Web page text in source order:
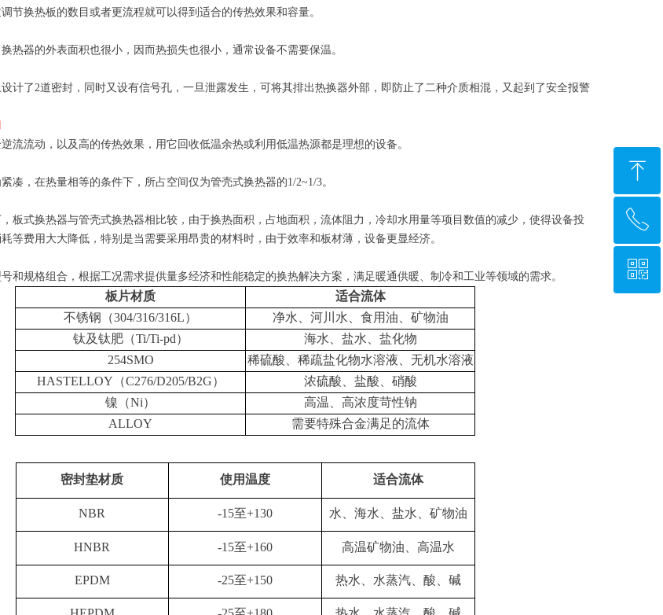
节换热板的数目或者更流程就可以得到适合的传热效果和容量。
热器的外表面积也很小，因而热损失也很小，通常设备不需要保温。
计了2道密封，同时又设有信号孔，一旦泄露发生，可将其排出热换器外部，即防止了二种介质相混，又起到了安全报警
流流动，以及高的传热效果，用它回收低温余热或利用低温热源都是理想的设备。
凑，在热量相等的条件下，所占空间仅为管壳式换热器的1/2~1/3。
板式换热器与管壳式换热器相比较，由于换热面积，占地面积，流体阻力，冷却水用量等项目数值的减少，使得设备投
等费用大大降低，特别是当需要采用昂贵的材料时，由于效率和板材薄，设备更显经济。
和规格组合，根据工况需求提供量多经济和性能稳定的换热解决方案，满足暖通供暖、制冷和工业等领域的需求。
板片材质
适合流体
不锈钢（304/316/316L）
净水、河川水、食用油、矿物油
钛及钛肥（Ti/Ti-pd）
海水、盐水、盐化物
254SMO
稀硫酸、稀疏盐化物水溶液、无机水溶液
HASTELLOY（C276/D205/B2G）
浓硫酸、盐酸、硝酸
镍（Ni）
高温、高浓度苛性钠
ALLOY
需要特殊合金满足的流体
密封垫材质 使用温度 适合流体
NBR -15至+130 水、海水、盐水、矿物油
HNBR -15至+160 高温矿物油、高温水
EPDM -25至+150 热水、水蒸汽、酸、碱
ꁸ
回到顶部
ꂅ
15333257787
ꀥ